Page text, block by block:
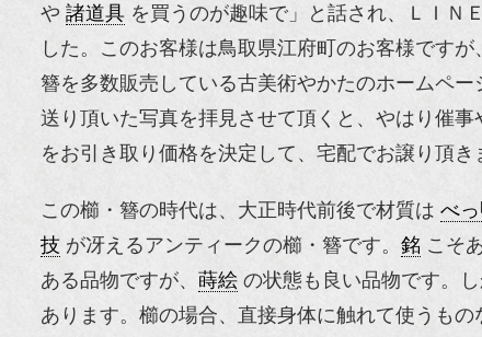
や 諸道具 を買うのが趣味で」と話され、ＬＩＮ
した。このお客様は鳥取県江府町のお客様ですが
簪を多数販売している古美術やかたのホームペ
送り頂いた写真を拝見させて頂くと、やはり催
をお引き取り価格を決定して、宅配でお譲り頂き
この櫛・簪の時代は、大正時代前後で材質は べっ
技 が冴えるアンティークの櫛・簪です。 銘 こそ
ある品物ですが、 蒔絵 の状態も良い品物です。
あります。櫛の場合、直接身体に触れて使うも